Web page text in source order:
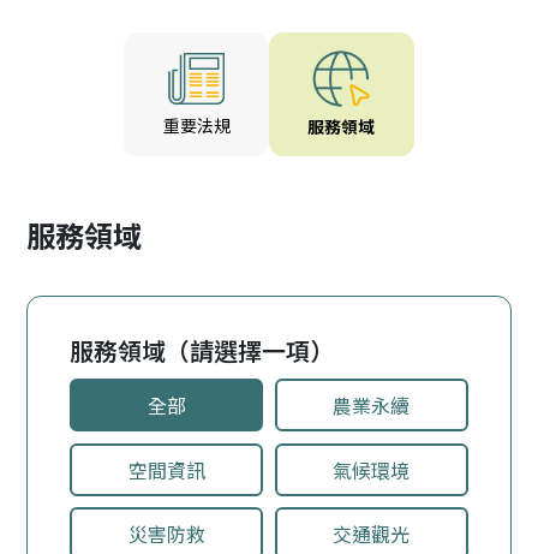
重要法規 服務領域
服務領域
服務領域（請選擇一項）
全部 農業永續
空間資訊 氣候環境
災害防救 交通觀光